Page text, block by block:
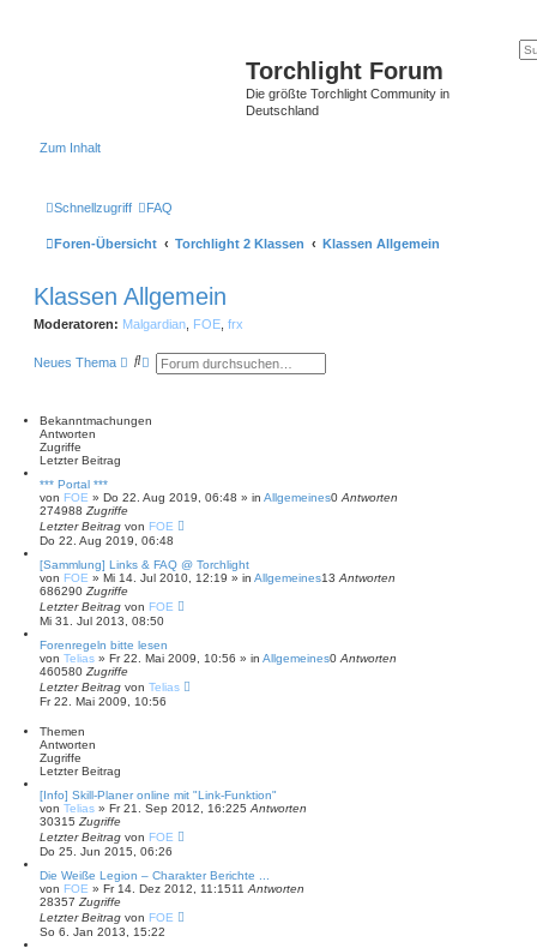
Torchlight Forum
Die größte Torchlight Community in
Deutschland
Zum Inhalt
Schnellzugriff FAQ
Foren-Übersicht Torchlight 2 Klassen Klassen Allgemein
Klassen Allgemein
Moderatoren: Malgardian FOE frx
Neues Thema
S
e
E
i
S
c
h
e
Bekanntmachungen
Antworten
Zugriffe
Letzter Beitrag
*** Portal ***
von FOE » Do 22. Aug 2019, 06:48 » in Allgemeines0 Antworten
274988 Zugriffe
Letzter Beitrag von FOE
Do 22. Aug 2019, 06:48
[Sammlung] Links & FAQ @ Torchlight
von FOE » Mi 14. Jul 2010, 12:19 » in Allgemeines13 Antworten
686290 Zugriffe
Letzter Beitrag von FOE
Mi 31. Jul 2013, 08:50
Forenregeln bitte lesen
von Telias » Fr 22. Mai 2009, 10:56 » in Allgemeines0 Antworten
460580 Zugriffe
Letzter Beitrag von Telias
Fr 22. Mai 2009, 10:56
Themen
Antworten
Zugriffe
Letzter Beitrag
[Info] Skill-Planer online mit "Link-Funktion"
von Telias » Fr 21. Sep 2012, 16:225 Antworten
30315 Zugriffe
Letzter Beitrag von FOE
Do 25. Jun 2015, 06:26
Die Weiße Legion – Charakter Berichte ...
von FOE » Fr 14. Dez 2012, 11:1511 Antworten
28357 Zugriffe
Letzter Beitrag von FOE
So 6. Jan 2013, 15:22